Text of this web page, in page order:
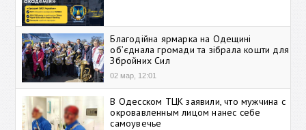
Благодійна ярмарка на Одещині
об’єднала громади та зібрала кошти для
Збройних Сил
02 мар, 12:01
В Одесском ТЦК заявили, что мужчина с
окровавленным лицом нанес себе
самоувечье